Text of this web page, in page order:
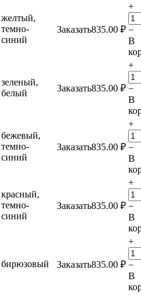
желтый,
темно-
синий
Заказать835.00 ₽
+
−
В
зеленый,
белый
Заказать835.00 ₽
+
−
В
бежевый,
темно-
синий
Заказать835.00 ₽
+
−
В
красный,
темно-
синий
Заказать835.00 ₽
+
−
В
бирюзовый Заказать835.00 ₽
+
−
В